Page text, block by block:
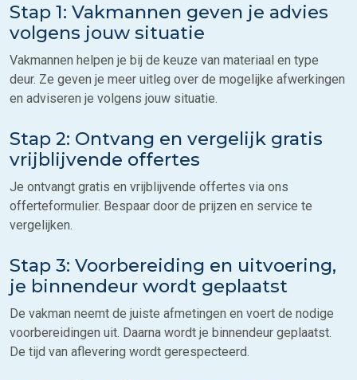
Stap 1: Vakmannen geven je advies
volgens jouw situatie
Vakmannen helpen je bij de keuze van materiaal en type
deur. Ze geven je meer uitleg over de mogelijke afwerkingen
en adviseren je volgens jouw situatie.
Stap 2: Ontvang en vergelijk gratis
vrijblijvende offertes
Je ontvangt gratis en vrijblijvende offertes via ons
offerteformulier. Bespaar door de prijzen en service te
vergelijken.
Stap 3: Voorbereiding en uitvoering,
je binnendeur wordt geplaatst
De vakman neemt de juiste afmetingen en voert de nodige
voorbereidingen uit. Daarna wordt je binnendeur geplaatst.
De tijd van aflevering wordt gerespecteerd.